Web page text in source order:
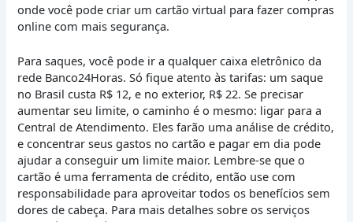
onde você pode criar um cartão virtual para fazer compras
online com mais segurança.
Para saques, você pode ir a qualquer caixa eletrônico da
rede Banco24Horas. Só fique atento às tarifas: um saque
no Brasil custa R$ 12, e no exterior, R$ 22. Se precisar
aumentar seu limite, o caminho é o mesmo: ligar para a
Central de Atendimento. Eles farão uma análise de crédito,
e concentrar seus gastos no cartão e pagar em dia pode
ajudar a conseguir um limite maior. Lembre-se que o
cartão é uma ferramenta de crédito, então use com
responsabilidade para aproveitar todos os benefícios sem
dores de cabeça. Para mais detalhes sobre os serviços